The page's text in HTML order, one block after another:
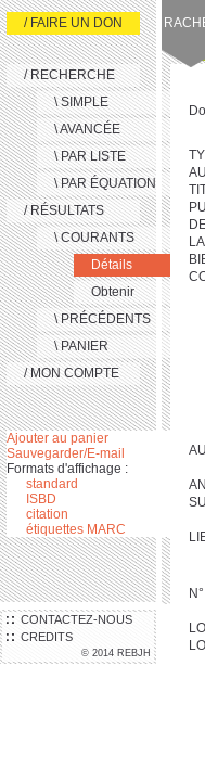
CONTACTEZ-NOUS
CREDITS
© 2014 REBJH
/ FAIRE UN DON
/ RECHERCHE
\ SIMPLE
\ AVANCÉE
\ PAR LISTE
\ PAR ÉQUATION
/ RÉSULTATS
\ COURANTS
Détails
Obtenir
\ PRÉCÉDENTS
\ PANIER
/ MON COMPTE
Ajouter au panier
Sauvegarder/E-mail
Formats d'affichage :
standard
ISBD
citation
étiquettes MARC